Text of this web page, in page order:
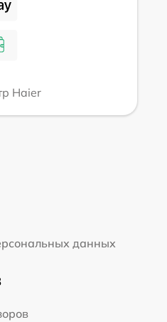
Haier
данных